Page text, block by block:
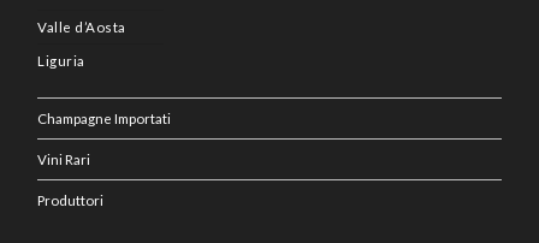
Valle d’Aosta
Liguria
Champagne Importati
Vini Rari
Produttori